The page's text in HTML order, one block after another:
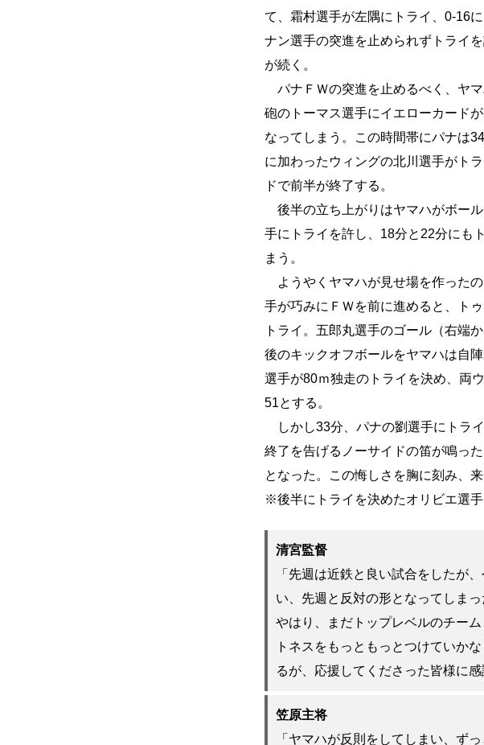
て、霜村選手が左隅にトライ、0‐16
ナン選手の突進を止められずトライ
が続く。
パナＦＷの突進を止めるべく、ヤ
砲のトーマス選手にイエローカード
なってしまう。この時間帯にパナは
に加わったウィングの北川選手がト
ドで前半が終了する。
後半の立ち上がりはヤマハがボー
手にトライを許し、18分と22分にも
まう。
ようやくヤマハが見せ場を作った
手が巧みにＦＷを前に進めると、ト
トライ。五郎丸選手のゴール（右端
後のキックオフボールをヤマハは自
選手が80ｍ独走のトライを決め、両
51とする。
しかし33分、パナの劉選手にトラ
終了を告げるノーサイドの笛が鳴っ
となった。この悔しさを胸に刻み、
※後半にトライを決めたオリビエ選手
清宮監督
「先週は近鉄と良い試合をしたが
い、先週と反対の形となってしま
やはり、まだトップレベルのチー
トネスをもっともっとつけていか
るが、応援してくださった皆様に感
笠原主将
「ヤマハが反則をしてしまい、ず